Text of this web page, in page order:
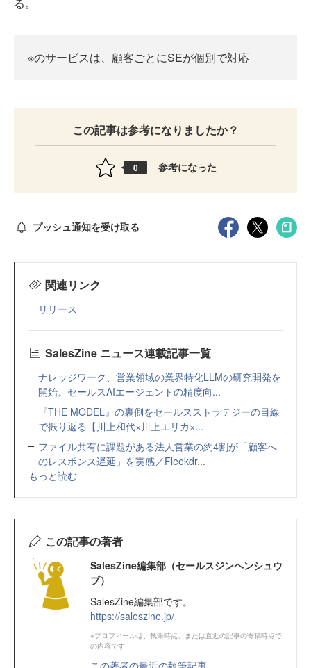
※のサービスは、顧客ごとにSEが個別で対応
この記事は参考になりましたか？
0 参考になった
プッシュ通知を受け取る
関連リンク
リリース
SalesZine ニュース連載記事一覧
ナレッジワーク、営業領域の業界特化LLMの研究開発を
開始。セールスAIエージェントの精度向...
『THE MODEL』の裏側をセールスストラテジーの目線
で振り返る【川上和代×川上エリカ×...
ファイル共有に課題がある法人営業の約4割が「顧客へ
のレスポンス遅延」を実感／Fleekdr...
もっと読む
この記事の著者
SalesZine編集部（セールスジンヘンシュウ
ブ）
SalesZine編集部です。
https://saleszine.jp/
※プロフィールは、執筆時点、または直近の記事の寄稿時点で
の内容です
この著者の最近の執筆記事